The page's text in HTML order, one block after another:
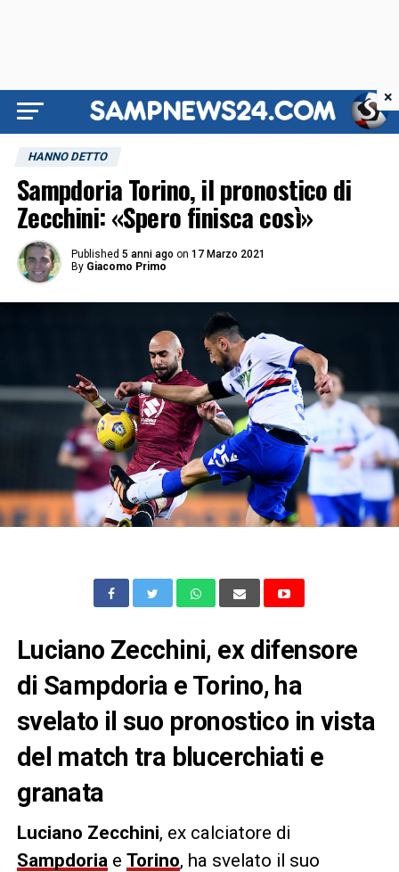
HANNO DETTO
Sampdoria Torino, il pronostico di
Zecchini: «Spero finisca così»
Published 5 anni ago on 17 Marzo 2021
By Giacomo Primo
Luciano Zecchini, ex difensore
di Sampdoria e Torino, ha
svelato il suo pronostico in vista
del match tra blucerchiati e
granata
Luciano Zecchini, ex calciatore di
Sampdoria e Torino, ha svelato il suo
×